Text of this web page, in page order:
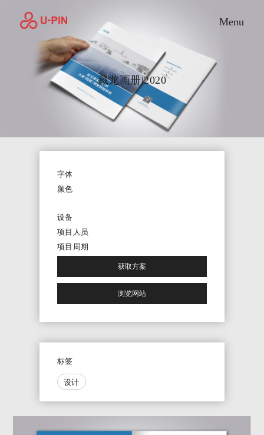
Toggle
Menu
藏龙画册|2020
字体
颜色
设备
项目人员
项目周期
获取方案
浏览网站
标签
设计